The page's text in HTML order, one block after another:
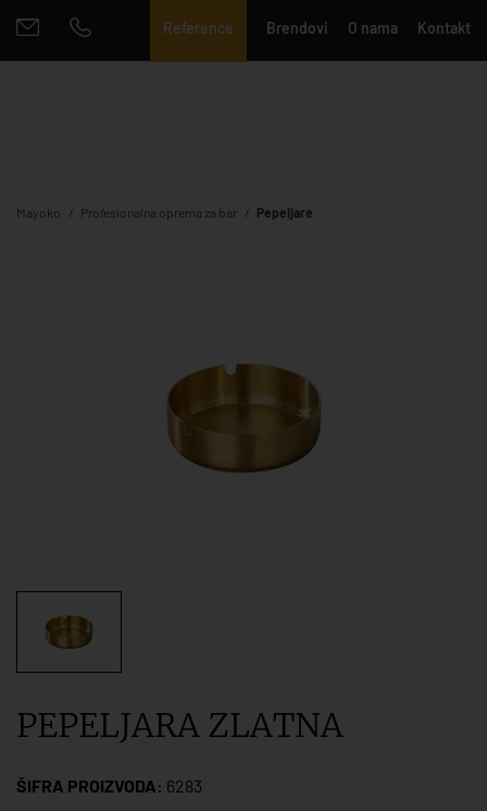
Reference Brendovi O nama Kontakt
Mayoko Profesionalna oprema za bar Pepeljare
PEPELJARA ZLATNA
ŠIFRA PROIZVODA: 6283